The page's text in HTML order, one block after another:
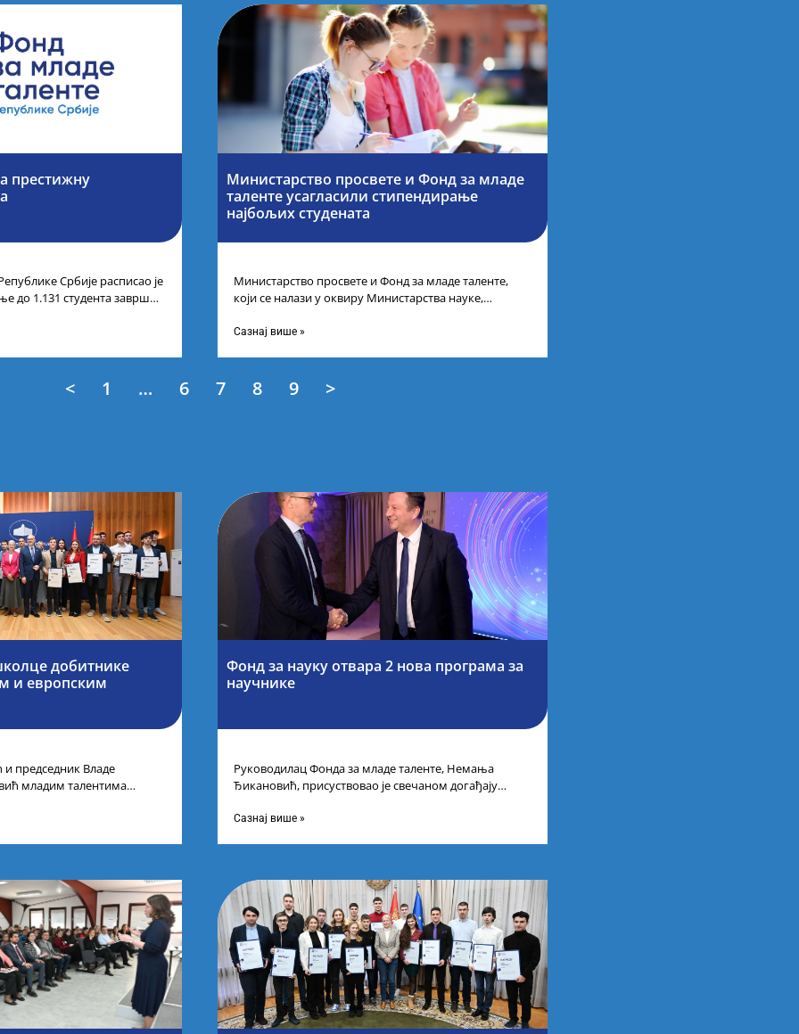
престижну
Србије расписао је
до 1.131 студента завршне
Министарство просвете и Фонд за младе
таленте усагласили стипендирање
најбољих студената
Министарство просвете и Фонд за младе таленте,
који се налази у оквиру Министарства науке,
Сазнај више »
< 1 … 6 7 8 9 >
добитнике
и европским
председник Владе
младим талентима
Фонд за науку отвара 2 нова програма за
научнике
Руководилац Фонда за младе таленте, Немања
Ђикановић, присуствовао је свечаном догађају
на
Сазнај више »